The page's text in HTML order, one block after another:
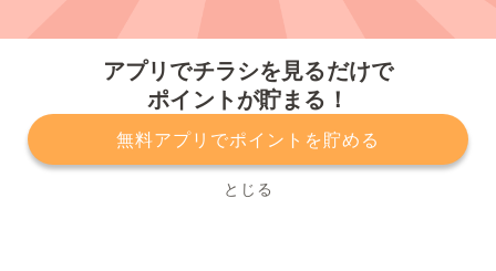
アプリでチラシを見るだけで
ポイントが貯まる！
無料アプリでポイントを貯める
とじる
プライバシーポリシー 利用規約
運営会社
サービスに関してのお問い合わせ